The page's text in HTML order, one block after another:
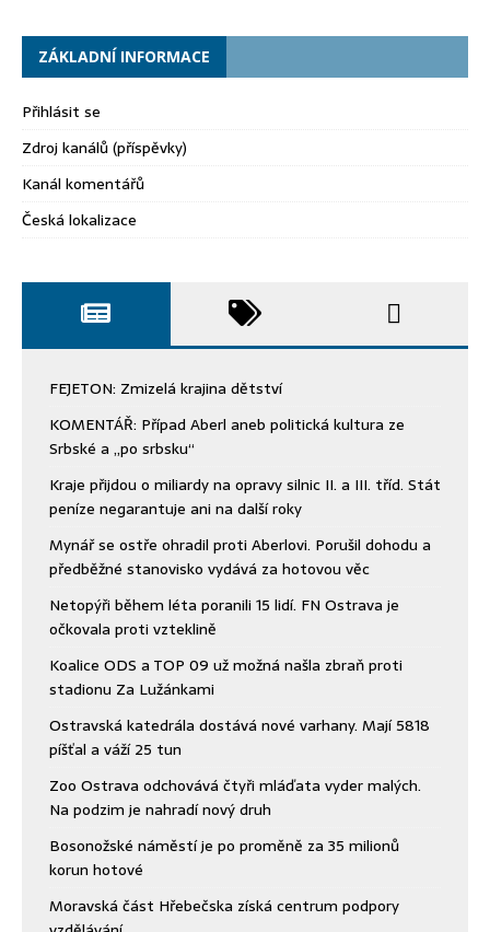
ZÁKLADNÍ INFORMACE
Přihlásit se
Zdroj kanálů (příspěvky)
Kanál komentářů
Česká lokalizace
FEJETON: Zmizelá krajina dětství
KOMENTÁŘ: Případ Aberl aneb politická kultura ze
Srbské a „po srbsku“
Kraje přijdou o miliardy na opravy silnic II. a III. tříd. Stát
peníze negarantuje ani na další roky
Mynář se ostře ohradil proti Aberlovi. Porušil dohodu a
předběžné stanovisko vydává za hotovou věc
Netopýři během léta poranili 15 lidí. FN Ostrava je
očkovala proti vzteklině
Koalice ODS a TOP 09 už možná našla zbraň proti
stadionu Za Lužánkami
Ostravská katedrála dostává nové varhany. Mají 5818
píšťal a váží 25 tun
Zoo Ostrava odchovává čtyři mláďata vyder malých.
Na podzim je nahradí nový druh
Bosonožské náměstí je po proměně za 35 milionů
korun hotové
Moravská část Hřebečska získá centrum podpory